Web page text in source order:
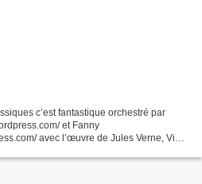
c’est fantastique orchestré par
et Fanny
avec l’œuvre de Jules Verne, Vingt